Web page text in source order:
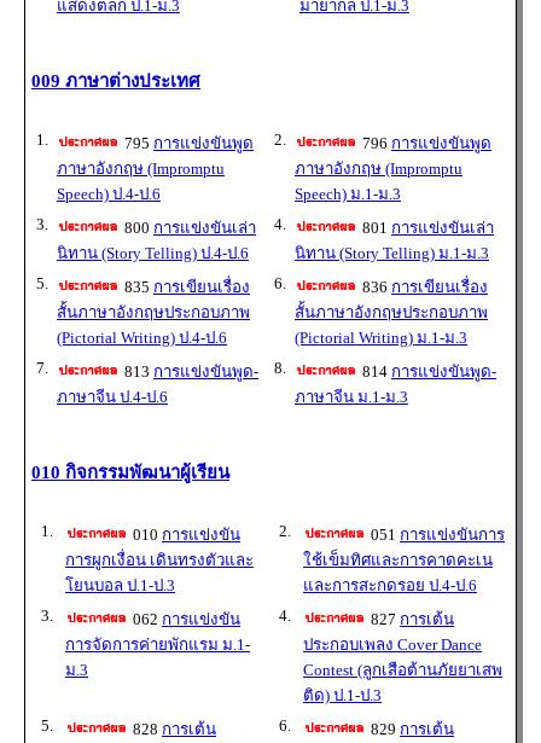
แสดงตลก ป.1-ม.3 มายากล ป.1-ม.3
009 ภาษาต่างประเทศ
1. 795 การแข่งขันพูด
ภาษาอังกฤษ (Impromptu
Speech) ป.4-ป.6
2. 796 การแข่งขันพูด
ภาษาอังกฤษ (Impromptu
Speech) ม.1-ม.3
3.
800 การแข่งขันเล่า
นิทาน (Story Telling) ป.4-ป.6
4. 801 การแข่งขันเล่า
นิทาน (Story Telling) ม.1-ม.3
5.
835 การเขียนเรื่อง
สั้นภาษาอังกฤษประกอบภาพ
(Pictorial Writing) ป.4-ป.6
6. 836 การเขียนเรื่อง
สั้นภาษาอังกฤษประกอบภาพ
(Pictorial Writing) ม.1-ม.3
7.
813 การแข่งขันพูด-
ภาษาจีน ป.4-ป.6
8. 814 การแข่งขันพูด-
ภาษาจีน ม.1-ม.3
010 กิจกรรมพัฒนาผู้เรียน
1. 010 การแข่งขัน
การผูกเงื่อน เดินทรงตัวและ
โยนบอล ป.1-ป.3
2. 051 การแข่งขันการ
ใช้เข็มทิศและการคาดคะเน
และการสะกดรอย ป.4-ป.6
3.
062 การแข่งขัน
การจัดการค่ายพักแรม ม.1-
ม.3
4. 827 การเต้น
ประกอบเพลง Cover Dance
Contest (ลูกเสือต้านภัยยาเสพ
ติด) ป.1-ป.3
5.
828 การเต้น
6. 829 การเต้น